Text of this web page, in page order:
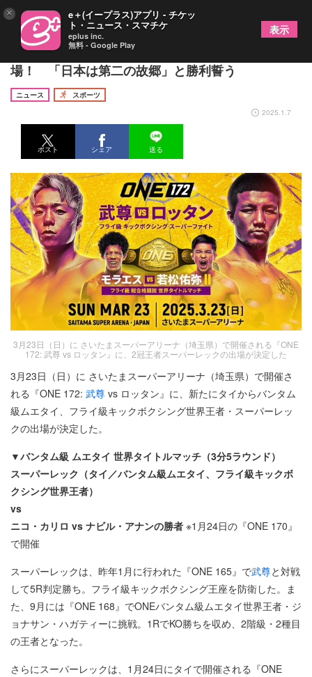
3/23『ONE 172』に2冠王者スーパーレックが出
場！ 「日本は第二の故郷」と勝利誓う
ニュース
スポーツ
2025.1.7
ポスト シェア 送る
3月23日（日）に さいたまスーパーアリーナ（埼玉県）で開催される『ONE
172: 武尊 vs ロッタン』に、2冠王者スーパーレックの出場が決定した
3月23日（日）に さいたまスーパーアリーナ（埼玉県）で開催さ
れる『ONE 172: 武尊 vs ロッタン』に、新たにタイからバンタム
級ムエタイ、フライ級キックボクシング世界王者・スーパーレッ
クの出場が決定した。
▼バンタム級 ムエタイ 世界タイトルマッチ（3分5ラウンド）
スーパーレック（タイ／バンタム級ムエタイ、フライ級キックボ
クシング世界王者）
vs
ニコ・カリロ vs ナビル・アナンの勝者 ※1月24日の『ONE 170』
で開催
スーパーレックは、昨年1月に行われた『ONE 165』で武尊と対戦
して5R判定勝ち。フライ級キックボクシング王座を防衛した。ま
た、9月には『ONE 168』でONEバンタム級ムエタイ世界王者・ジ
ョナサン・ハガティーに挑戦。1RでKO勝ちを収め、2階級・2種目
の王者となった。
さらにスーパーレックは、1月24日にタイで開催される『ONE
× e＋(イープラス)アプリ - チケッ
ト・ニュース・スマチケ
eplus inc.
無料 - Google Play
表示